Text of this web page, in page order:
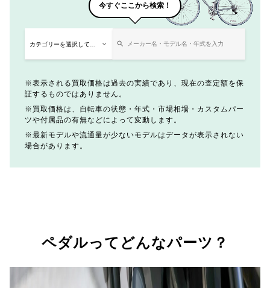
今すぐここから検索！
表示される買取価格は過去の実績であり、現在の査定額を保
証するものではありません。
買取価格は、自転車の状態・年式・市場相場・カスタムパー
ツや付属品の有無などによって変動します。
最新モデルや流通量が少ないモデルはデータが表示されない
場合があります。
ペダルってどんなパーツ？